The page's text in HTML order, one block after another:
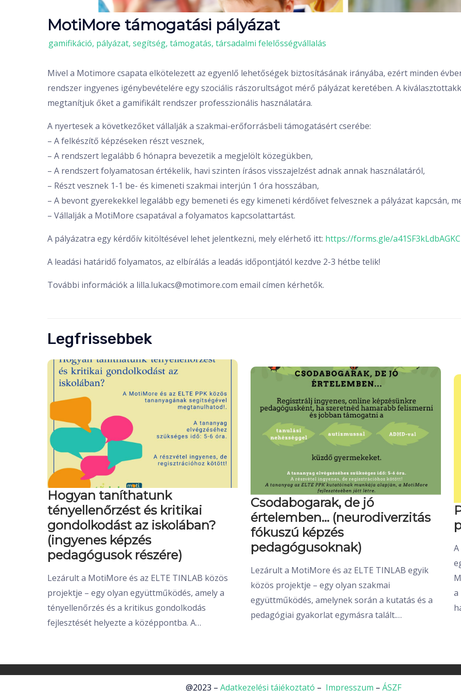
MotiMore támogatási pályázat
gamifikáció, pályázat, segítség, támogatás, társadalmi felelősségvállalás
Mivel a Motimore csapata elkötelezett az egyenlő lehetőségek biztosításának irányába, ezért minden
rendszer ingyenes igénybevételére egy szociális rászorultságot mérő pályázat keretében. A
megtanítjuk őket a gamifikált rendszer professzionális használatára.
A nyertesek a következőket vállalják a szakmai-erőforrásbeli támogatásért cserébe:
– A felkészítő képzéseken részt vesznek,
– A rendszert legalább 6 hónapra bevezetik a megjelölt közegükben,
– A rendszert folyamatosan értékelik, havi szinten írásos visszajelzést adnak annak használatáról,
– Részt vesznek 1-1 be- és kimeneti szakmai interjún 1 óra hosszában,
– A bevont gyerekekkel legalább egy bemeneti és egy kimeneti kérdőívet felvesznek a pályázat kapcsán,
– Vállalják a MotiMore csapatával a folyamatos kapcsolattartást.
A pályázatra egy kérdőív kitöltésével lehet jelentkezni, mely elérhető itt: https://forms.gle/
A leadási határidő folyamatos, az elbírálás a leadás időpontjától kezdve 2-3 hétbe telik!
További információk a lilla.lukacs@motimore.com email címen kérhetők.
Legfrissebbek
Hogyan taníthatunk
tényellenőrzést és kritikai
gondolkodást az iskolában?
(ingyenes képzés
pedagógusok részére)
Lezárult a MotiMore és az ELTE TINLAB közös
projektje – egy olyan együttműködés, amely a
tényellenőrzés és a kritikus gondolkodás
fejlesztését helyezte a középpontba. A…
Csodabogarak, de jó
értelemben… (neurodiverzitás
fókuszú képzés
pedagógusoknak)
Lezárult a MotiMore és az ELTE TINLAB egyik
közös projektje – egy olyan szakmai
együttműködés, amelynek során a kutatás és a
pedagógiai gyakorlat egymásra talált.…
a
@2023 – Adatkezelési tájékoztató – Impresszum – ÁSZF